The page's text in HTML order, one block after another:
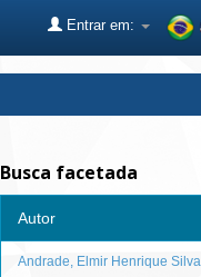
Entrar em:
Busca facetada
Autor
Andrade, Elmir Henrique Silva